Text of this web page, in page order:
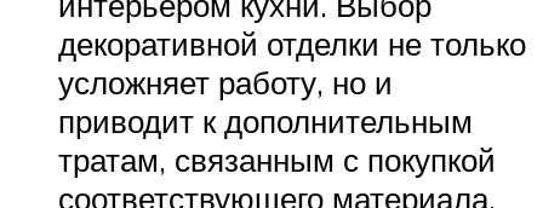
декоративной отделки не только
усложняет работу, но и
приводит к дополнительным
тратам, связанным с покупкой
соответствующего материала.